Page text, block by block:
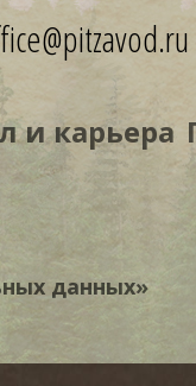
и карьера
данных»